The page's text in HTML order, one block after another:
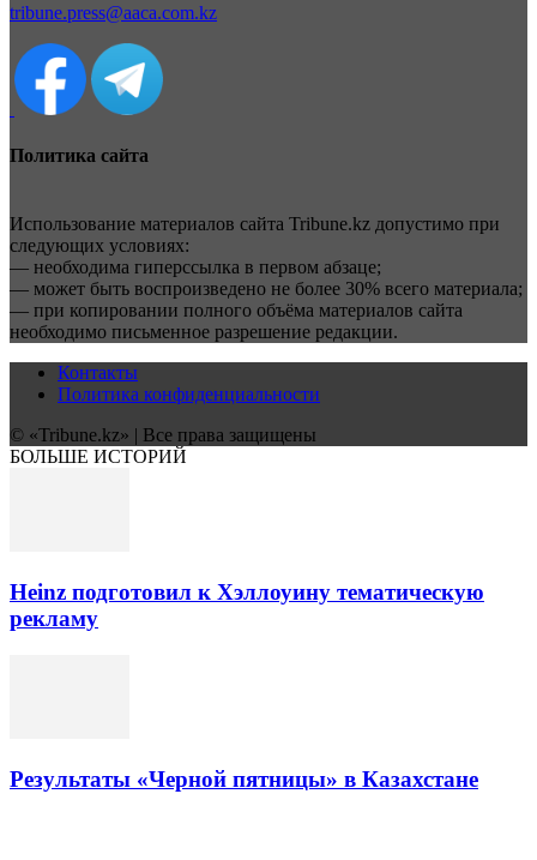
tribune.press@aaca.com.kz
Политика сайта
Использование материалов сайта Tribune.kz допустимо при
следующих условиях:
— необходима гиперссылка в первом абзаце;
— может быть воспроизведено не более 30% всего материала;
— при копировании полного объёма материалов сайта
необходимо письменное разрешение редакции.
Контакты
Политика конфиденциальности
© «Tribune.kz» | Все права защищены
БОЛЬШЕ ИСТОРИЙ
Heinz подготовил к Хэллоуину тематическую
рекламу
Результаты «Черной пятницы» в Казахстане